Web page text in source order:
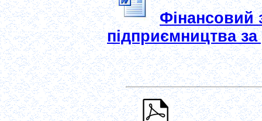
Фінансовий
підприємництва